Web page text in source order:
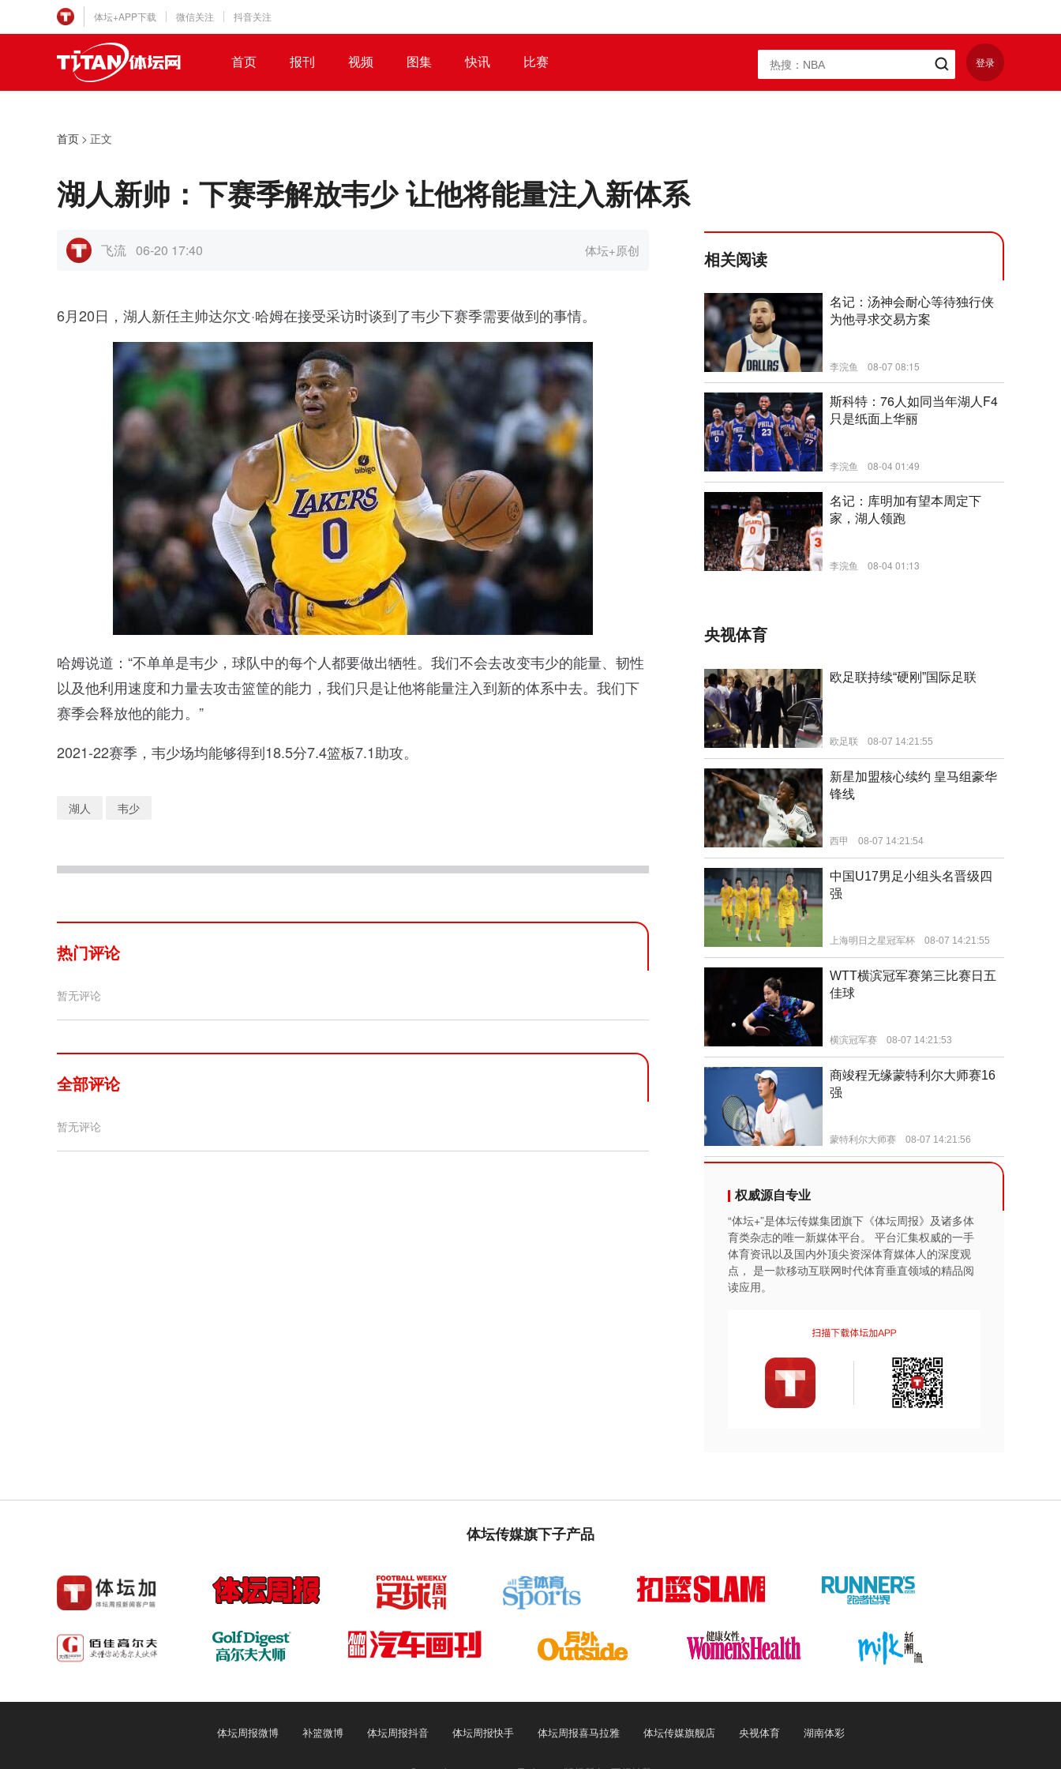
体坛+APP下载 微信关注 抖音关注
首页 报刊 视频 图集 快讯 比赛 登录
首页 > 正文
湖人新帅：下赛季解放韦少 让他将能量注入新体系
飞流 06-20 17:40 体坛+原创
6月20日，湖人新任主帅达尔文·哈姆在接受采访时谈到了韦少下赛季需要做到的事情。
哈姆说道：“不单单是韦少，球队中的每个人都要做出牺牲。我们不会去改变韦少的能量、韧性
以及他利用速度和力量去攻击篮筐的能力，我们只是让他将能量注入到新的体系中去。我们下
赛季会释放他的能力。”
2021-22赛季，韦少场均能够得到18.5分7.4篮板7.1助攻。
湖人 韦少
热门评论
暂无评论
全部评论
暂无评论
相关阅读
新闻
名记：汤神会耐心等待独行侠
为他寻求交易方案
李浣鱼 08-07 08:15
新闻
斯科特：76人如同当年湖人F4
只是纸面上华丽
李浣鱼 08-04 01:49
名记：库明加有望本周定下
家，湖人领跑
李浣鱼 08-04 01:13
权威源自专业
“体坛+”是体坛传媒集团旗下《体坛周报》及诸多体
育类杂志的唯一新媒体平台。 平台汇集权威的一手
体育资讯以及国内外顶尖资深体育媒体人的深度观
点， 是一款移动互联网时代体育垂直领域的精品阅
读应用。
体坛传媒旗下子产品
体坛周报微博 补篮微博 体坛周报抖音 体坛周报快手 体坛周报喜马拉雅 体坛传媒旗舰店 央视体育 湖南体彩